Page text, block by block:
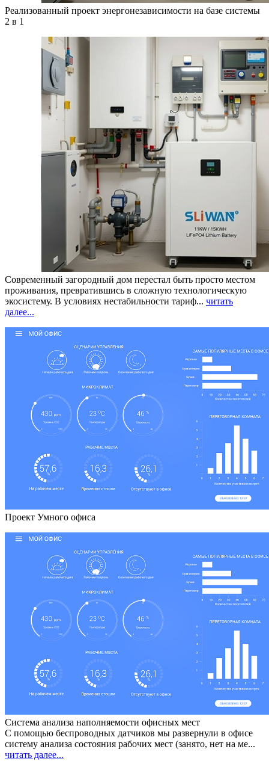
Реализованный проект энергонезависимости на базе системы
2 в 1
Современный загородный дом перестал быть просто местом
проживания, превратившись в сложную технологическую
экосистему. В условиях нестабильности тариф... читать
далее...
Проект Умного офиса
Система анализа наполняемости офисных мест
С помощью беспроводных датчиков мы развернули в офисе
систему анализа состояния рабочих мест (занято, нет на ме...
читать далее...